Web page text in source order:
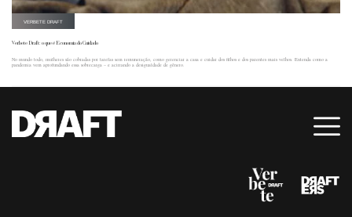
VERBETE DRAFT
Verbete Draft: o que é Economia do Cuidado
No mundo todo, mulheres são cobradas por tarefas sem remuneração, como gerenciar a casa e cuidar dos filhos e dos parentes mais velhos. Entenda como a
pandemia vem aprofundando essa sobrecarga – e acirrando a desigualdade de gênero.